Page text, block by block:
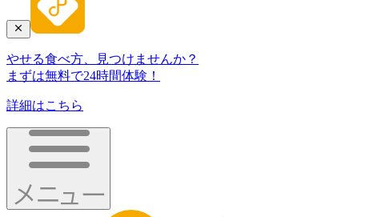
やせる食べ方、見つけませんか？
まずは無料で24時間体験！
詳細はこちら